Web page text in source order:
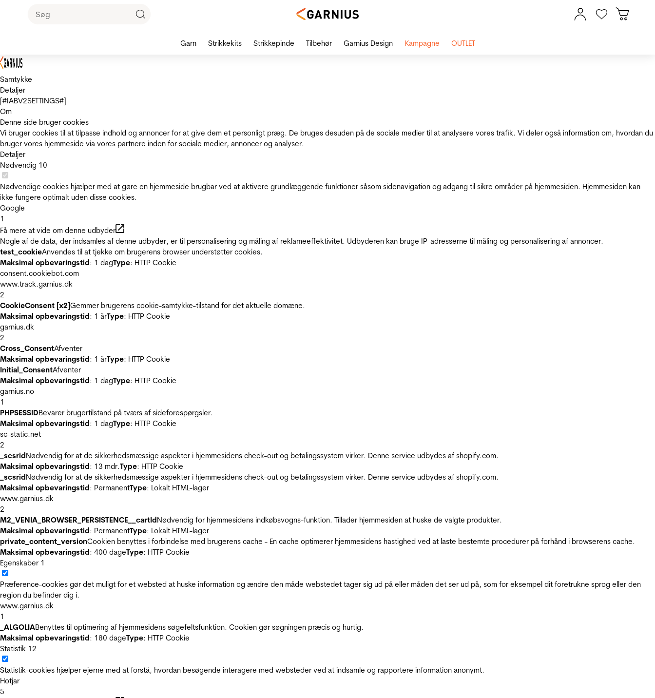
Samtykke
Detaljer
[#IABV2SETTINGS#]
Om
Denne side bruger cookies
Vi bruger cookies til at tilpasse indhold og annoncer for at give dem et personligt præg. De bruges desuden på de sociale medier til at analysere vores trafik. Vi deler også information om, hvordan du
bruger vores hjemmeside via vores partnere inden for sociale medier, annoncer og analyser.
Detaljer
Nødvendig 10
Nødvendige cookies hjælper med at gøre en hjemmeside brugbar ved at aktivere grundlæggende funktioner såsom sidenavigation og adgang til sikre områder på hjemmesiden. Hjemmesiden kan
ikke fungere optimalt uden disse cookies.
Google
1
Få mere at vide om denne udbyder
Nogle af de data, der indsamles af denne udbyder, er til personalisering og måling af reklameeffektivitet. Udbyderen kan bruge IP-adresserne til måling og personalisering af annoncer.
test_cookieAnvendes til at tjekke om brugerens browser understøtter cookies.
Maksimal opbevaringstid: 1 dagType: HTTP Cookie
consent.cookiebot.com
www.track.garnius.dk
2
CookieConsent [x2]Gemmer brugerens cookie-samtykke-tilstand for det aktuelle domæne.
Maksimal opbevaringstid: 1 årType: HTTP Cookie
garnius.dk
2
Cross_ConsentAfventer
Maksimal opbevaringstid: 1 årType: HTTP Cookie
Initial_ConsentAfventer
Maksimal opbevaringstid: 1 dagType: HTTP Cookie
garnius.no
1
PHPSESSIDBevarer brugertilstand på tværs af sideforespørgsler.
Maksimal opbevaringstid: 1 dagType: HTTP Cookie
sc-static.net
2
_scsridNødvendig for at de sikkerhedsmæssige aspekter i hjemmesidens check-out og betalingssystem virker. Denne service udbydes af shopify.com.
Maksimal opbevaringstid: 13 mdr.Type: HTTP Cookie
_scsridNødvendig for at de sikkerhedsmæssige aspekter i hjemmesidens check-out og betalingssystem virker. Denne service udbydes af shopify.com.
Maksimal opbevaringstid: PermanentType: Lokalt HTML-lager
www.garnius.dk
2
M2_VENIA_BROWSER_PERSISTENCE__cartIdNødvendig for hjemmesidens indkøbsvogns-funktion. Tillader hjemmesiden at huske de valgte produkter.
Maksimal opbevaringstid: PermanentType: Lokalt HTML-lager
private_content_versionCookien benyttes i forbindelse med brugerens cache - En cache optimerer hjemmesidens hastighed ved at laste bestemte procedurer på forhånd i browserens cache.
Maksimal opbevaringstid: 400 dageType: HTTP Cookie
Egenskaber 1
Præference-cookies gør det muligt for et websted at huske information og ændre den måde webstedet tager sig ud på eller måden det ser ud på, som for eksempel dit foretrukne sprog eller den
region du befinder dig i.
www.garnius.dk
1
_ALGOLIABenyttes til optimering af hjemmesidens søgefeltsfunktion. Cookien gør søgningen præcis og hurtig.
Maksimal opbevaringstid: 180 dageType: HTTP Cookie
Statistik 12
Statistik-cookies hjælper ejerne med at forstå, hvordan besøgende interagere med websteder ved at indsamle og rapportere information anonymt.
Hotjar
5
Garn Strikkekits Strikkepinde Tilbehør Garnius Design Kampagne OUTLET